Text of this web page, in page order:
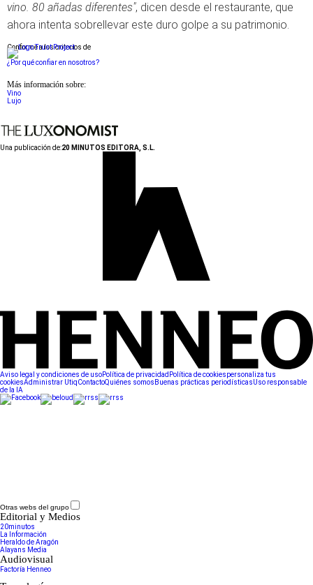
vino. 80 añadas diferentes", dicen desde el restaurante, que
ahora intenta sobrellevar este duro golpe a su patrimonio.
Conforme a los criterios de
¿Por qué confiar en nosotros?
Más información sobre:
Vino
Lujo
Una publicación de:20 MINUTOS EDITORA, S.L.
Aviso legal y condiciones de usoPolítica de privacidad Política de cookiespersonaliza tus
cookiesAdministrar UtiqContactoQuiénes somos Buenas prácticas periodísticasUso responsable
de la IA
Otras webs del grupo
Editorial y Medios
20minutos
La Información
Heraldo de Aragón
Alayans Media
Audiovisual
Factoría Henneo